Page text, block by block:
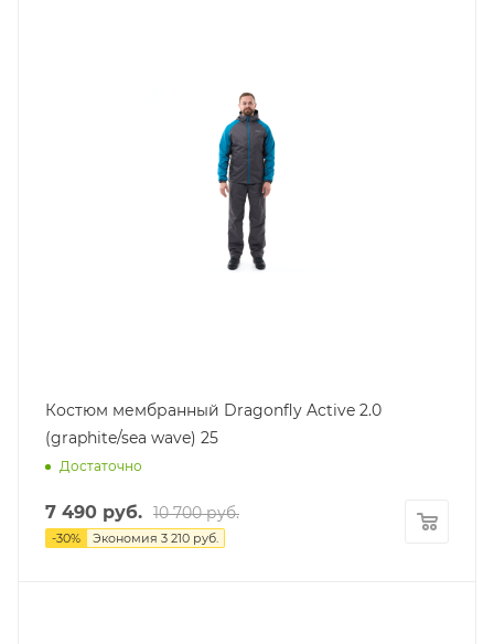
Костюм мембранный Dragonfly Active 2.0
(graphite/sea wave) 25
Достаточно
7 490 руб. 10 700руб.
-30% Экономия 3 210 руб.